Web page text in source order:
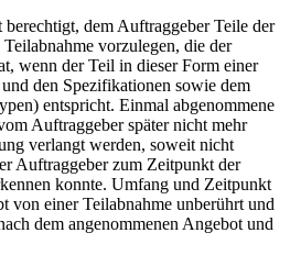
dem Auftraggeber Teile der
vorzulegen, die der
wenn der Teil in dieser Form einer
den Spezifikationen sowie dem
entspricht. Einmal abgenommene
Auftraggeber später nicht mehr
verlangt werden, soweit nicht
Auftraggeber zum Zeitpunkt der
konnte. Umfang und Zeitpunkt
von einer Teilabnahme unberührt und
dem angenommenen Angebot und